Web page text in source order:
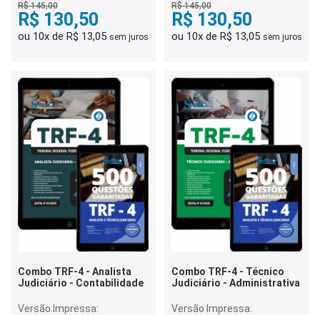
R$ 145,00
R$ 130,50
ou 10x de R$ 13,05 sem juros
R$ 145,00
R$ 130,50
ou 10x de R$ 13,05 sem juros
Combo TRF-4 - Analista
Judiciário - Contabilidade
Versão Impressa:
Combo TRF-4 - Técnico
Judiciário - Administrativa
Versão Impressa: